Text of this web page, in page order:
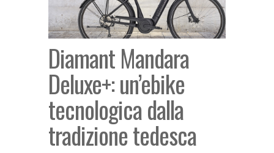
Diamant Mandara
Deluxe+: un’ebike
tecnologica dalla
tradizione tedesca